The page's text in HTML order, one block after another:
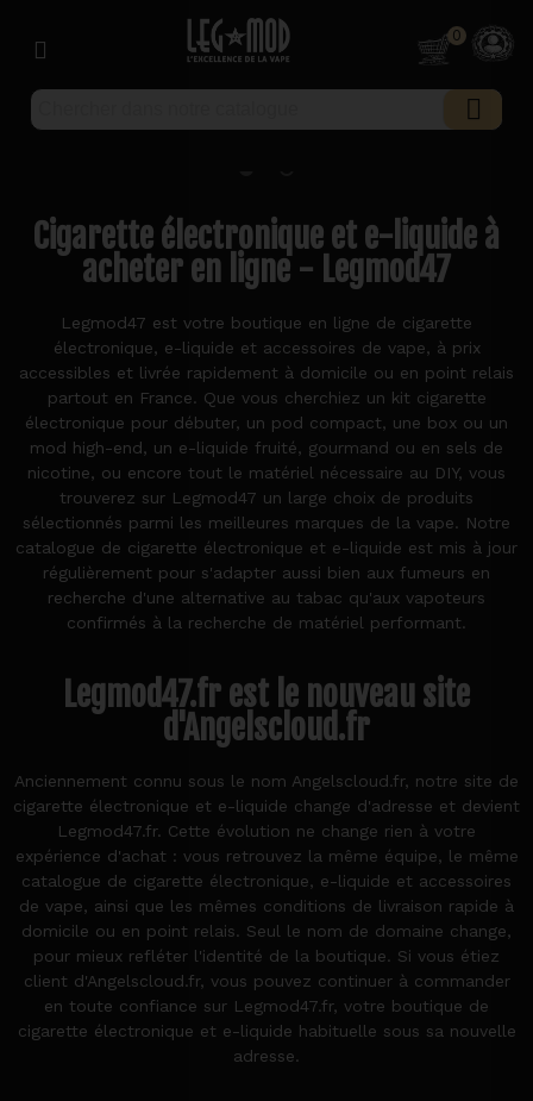
0
Cigarette électronique et e-liquide à
acheter en ligne - Legmod47
Legmod47 est votre boutique en ligne de cigarette
électronique, e-liquide et accessoires de vape, à prix
accessibles et livrée rapidement à domicile ou en point relais
partout en France. Que vous cherchiez un kit cigarette
électronique pour débuter, un pod compact, une box ou un
mod high-end, un e-liquide fruité, gourmand ou en sels de
nicotine, ou encore tout le matériel nécessaire au DIY, vous
trouverez sur Legmod47 un large choix de produits
sélectionnés parmi les meilleures marques de la vape. Notre
catalogue de cigarette électronique et e-liquide est mis à jour
régulièrement pour s'adapter aussi bien aux fumeurs en
recherche d'une alternative au tabac qu'aux vapoteurs
confirmés à la recherche de matériel performant.
Legmod47.fr est le nouveau site
d'Angelscloud.fr
Anciennement connu sous le nom Angelscloud.fr, notre site de
cigarette électronique et e-liquide change d'adresse et devient
Legmod47.fr. Cette évolution ne change rien à votre
expérience d'achat : vous retrouvez la même équipe, le même
catalogue de cigarette électronique, e-liquide et accessoires
de vape, ainsi que les mêmes conditions de livraison rapide à
domicile ou en point relais. Seul le nom de domaine change,
pour mieux refléter l'identité de la boutique. Si vous étiez
client d'Angelscloud.fr, vous pouvez continuer à commander
en toute confiance sur Legmod47.fr, votre boutique de
cigarette électronique et e-liquide habituelle sous sa nouvelle
adresse.